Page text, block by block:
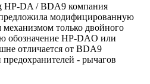
HP-DA / BDA9 компания
модифицированную
только двойного
обозначение HP-DAO или
отличается от BDA9
- рычагов